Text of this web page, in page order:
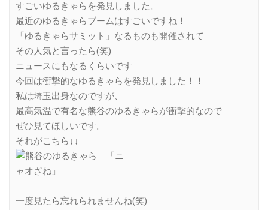
すごいゆるきゃらを発見しました。
最近のゆるきゃらブームはすごいですね！
「ゆるきゃらサミット」なるものも開催されて
その人気と言ったら(笑)
ニュースにもなるくらいです
今回は衝撃的なゆるきゃらを発見しました！！
私は埼玉出身なのですが、
最高気温で有名な熊谷のゆるきゃらが衝撃的なので
ぜひ見てほしいです。
それがこちら↓↓
一度見たら忘れられませんね(笑)